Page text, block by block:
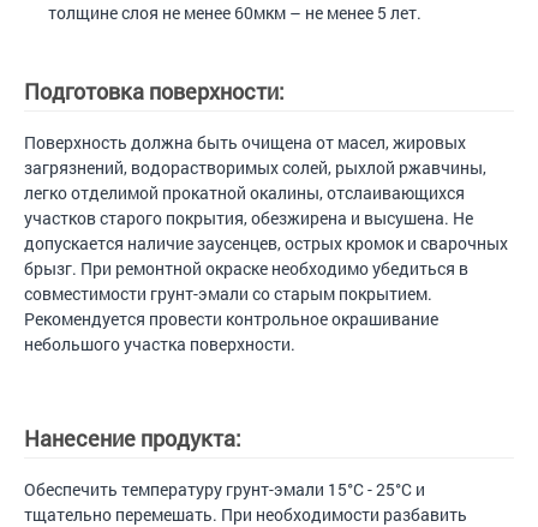
толщине слоя не менее 60мкм – не менее 5 лет.
Подготовка поверхности:
Поверхность должна быть очищена от масел, жировых
загрязнений, водорастворимых солей, рыхлой ржавчины,
легко отделимой прокатной окалины, отслаивающихся
участков старого покрытия, обезжирена и высушена. Не
допускается наличие заусенцев, острых кромок и сварочных
брызг. При ремонтной окраске необходимо убедиться в
совместимости грунт-эмали со старым покрытием.
Рекомендуется провести контрольное окрашивание
небольшого участка поверхности.
Нанесение продукта:
Обеспечить температуру грунт-эмали 15°С - 25°С и
тщательно перемешать. При необходимости разбавить